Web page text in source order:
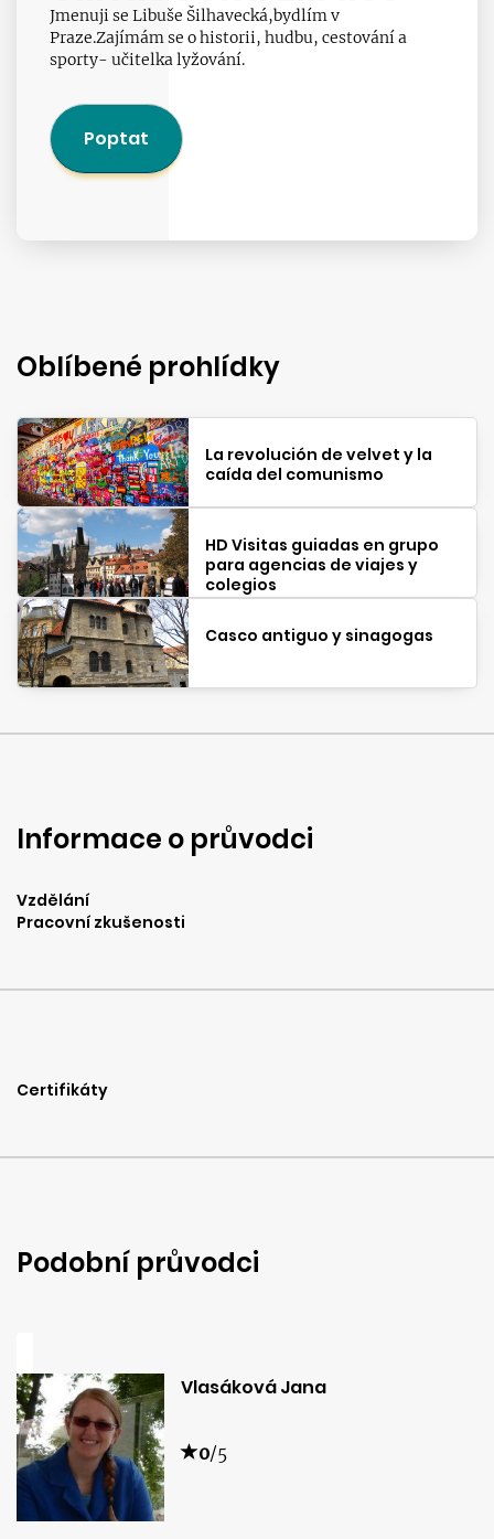
Jmenuji se Libuše Šilhavecká,bydlím v
Praze.Zajímám se o historii, hudbu, cestování a
sporty- učitelka lyžování.
Poptat
Oblíbené prohlídky
La revolución de velvet y la
caída del comunismo
HD Visitas guiadas en grupo
para agencias de viajes y
colegios
Casco antiguo y sinagogas
Informace o průvodci
Vzdělání
Pracovní zkušenosti
Certifikáty
Podobní průvodci
Vlasáková Jana
0/5